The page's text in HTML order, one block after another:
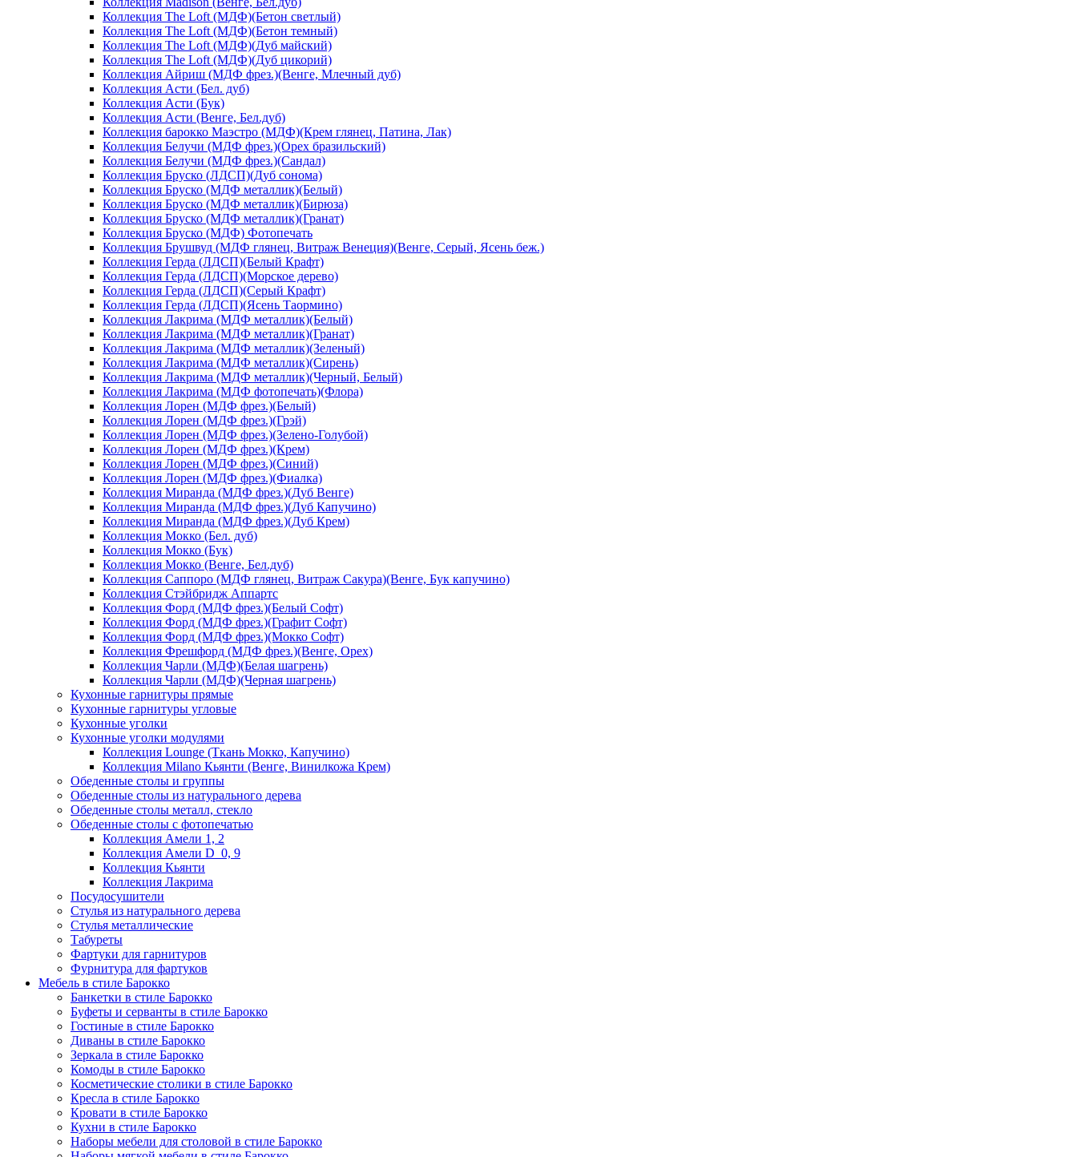
Коллекция The Loft (МДФ)(Бетон светлый)
Коллекция The Loft (МДФ)(Бетон темный)
Коллекция The Loft (МДФ)(Дуб майский)
Коллекция The Loft (МДФ)(Дуб цикорий)
Коллекция Айриш (МДФ фрез.)(Венге, Млечный дуб)
Коллекция Асти (Бел. дуб)
Коллекция Асти (Бук)
Коллекция Асти (Венге, Бел.дуб)
Коллекция барокко Маэстро (МДФ)(Крем глянец, Патина, Лак)
Коллекция Белучи (МДФ фрез.)(Орех бразильский)
Коллекция Белучи (МДФ фрез.)(Сандал)
Коллекция Бруско (ЛДСП)(Дуб сонома)
Коллекция Бруско (МДФ металлик)(Белый)
Коллекция Бруско (МДФ металлик)(Бирюза)
Коллекция Бруско (МДФ металлик)(Гранат)
Коллекция Бруско (МДФ) Фотопечать
Коллекция Брушвуд (МДФ глянец, Витраж Венеция)(Венге, Серый, Ясень беж.)
Коллекция Герда (ЛДСП)(Белый Крафт)
Коллекция Герда (ЛДСП)(Морское дерево)
Коллекция Герда (ЛДСП)(Серый Крафт)
Коллекция Герда (ЛДСП)(Ясень Таормино)
Коллекция Лакрима (МДФ металлик)(Белый)
Коллекция Лакрима (МДФ металлик)(Гранат)
Коллекция Лакрима (МДФ металлик)(Зеленый)
Коллекция Лакрима (МДФ металлик)(Сирень)
Коллекция Лакрима (МДФ металлик)(Черный, Белый)
Коллекция Лакрима (МДФ фотопечать)(Флора)
Коллекция Лорен (МДФ фрез.)(Белый)
Коллекция Лорен (МДФ фрез.)(Грэй)
Коллекция Лорен (МДФ фрез.)(Зелено-Голубой)
Коллекция Лорен (МДФ фрез.)(Крем)
Коллекция Лорен (МДФ фрез.)(Синий)
Коллекция Лорен (МДФ фрез.)(Фиалка)
Коллекция Миранда (МДФ фрез.)(Дуб Венге)
Коллекция Миранда (МДФ фрез.)(Дуб Капучино)
Коллекция Миранда (МДФ фрез.)(Дуб Крем)
Коллекция Мокко (Бел. дуб)
Коллекция Мокко (Бук)
Коллекция Мокко (Венге, Бел.дуб)
Коллекция Саппоро (МДФ глянец, Витраж Сакура)(Венге, Бук капучино)
Коллекция Стэйбридж Аппартс
Коллекция Форд (МДФ фрез.)(Белый Софт)
Коллекция Форд (МДФ фрез.)(Графит Софт)
Коллекция Форд (МДФ фрез.)(Мокко Софт)
Коллекция Фрешфорд (МДФ фрез.)(Венге, Орех)
Коллекция Чарли (МДФ)(Белая шагрень)
Коллекция Чарли (МДФ)(Черная шагрень)
Кухонные гарнитуры прямые
Кухонные гарнитуры угловые
Кухонные уголки
Кухонные уголки модулями
Коллекция Lounge (Ткань Мокко, Капучино)
Коллекция Milano Кьянти (Венге, Винилкожа Крем)
Обеденные столы и группы
Обеденные столы из натурального дерева
Обеденные столы металл, стекло
Обеденные столы с фотопечатью
Коллекция Амели 1, 2
Коллекция Амели D_0, 9
Коллекция Кьянти
Коллекция Лакрима
Посудосушители
Стулья из натурального дерева
Стулья металлические
Табуреты
Фартуки для гарнитуров
Фурнитура для фартуков
Мебель в стиле Барокко
Банкетки в стиле Барокко
Буфеты и серванты в стиле Барокко
Гостиные в стиле Барокко
Диваны в стиле Барокко
Зеркала в стиле Барокко
Комоды в стиле Барокко
Косметические столики в стиле Барокко
Кресла в стиле Барокко
Кровати в стиле Барокко
Кухни в стиле Барокко
Наборы мебели для столовой в стиле Барокко